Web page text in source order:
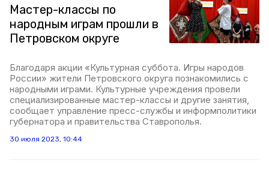
Мастер-классы по
народным играм прошли в
Петровском округе
Благодаря акции «Культурная суббота. Игры народов
России» жители Петровского округа познакомились с
народными играми. Культурные учреждения провели
специализированные мастер-классы и другие занятия,
сообщает управление пресс-службы и информполитики
губернатора и правительства Ставрополья.
30 июля 2023, 10:44